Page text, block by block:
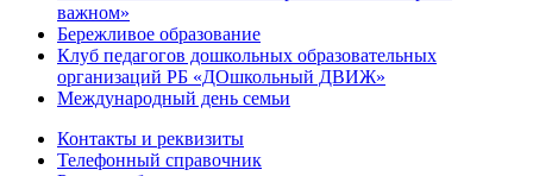
важном»
Бережливое образование
Клуб педагогов дошкольных образовательных
организаций РБ «ДОшкольный ДВИЖ»
Международный день семьи
Контакты и реквизиты
Телефонный справочник